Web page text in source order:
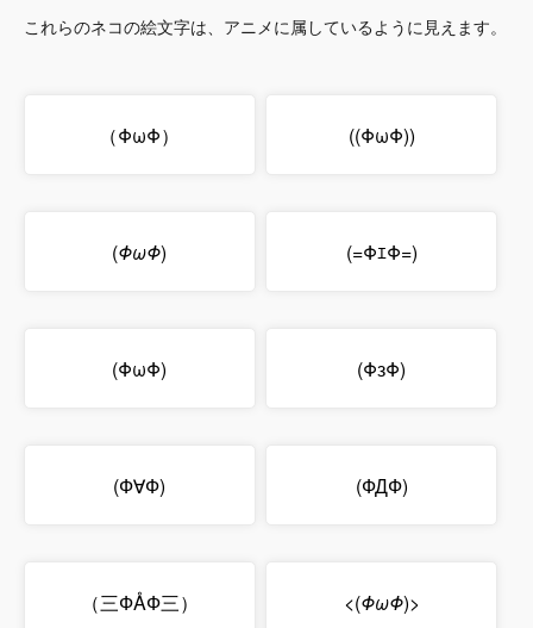
これらのネコの絵文字は、アニメに属しているように見えます。
（ΦωΦ） ((ΦωΦ))
(ΦωΦ) (=ΦｴΦ=)
(ΦωΦ) (ΦзΦ)
(Ф∀Ф) (ФДФ)
（三ФÅФ三） <(ΦωΦ)>